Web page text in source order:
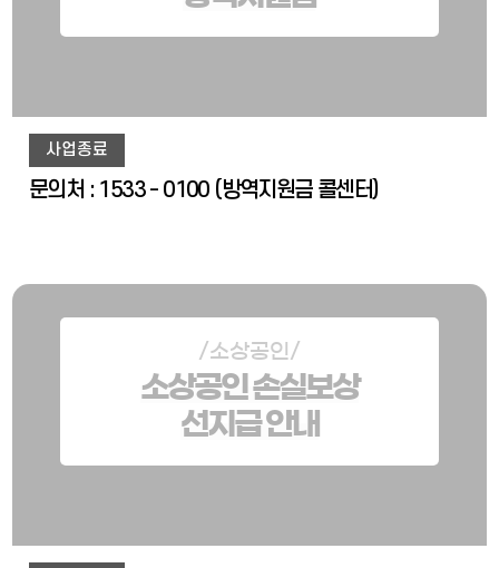
사업종료
문의처 : 1533 - 0100 (방역지원금 콜센터)
/소상공인/
소상공인 손실보상
선지급 안내